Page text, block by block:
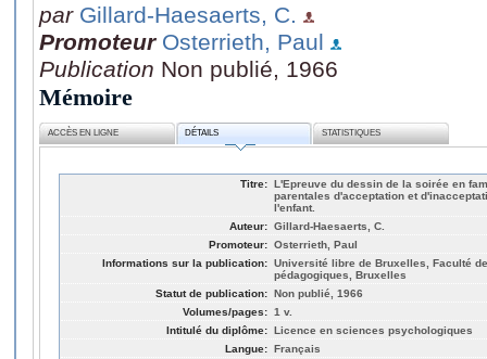
par Gillard-Haesaerts, C.
Promoteur Osterrieth, Paul
Publication Non publié, 1966
Mémoire
ACCÈS EN LIGNE DÉTAILS STATISTIQUES
Titre: L'Epreuve du dessin de la soirée en
parentales d'acceptation et
l'enfant.
Auteur: Gillard-Haesaerts, C.
Promoteur: Osterrieth, Paul
Informations sur la publication: Université libre de Bruxelles, Faculté
pédagogiques, Bruxelles
Statut de publication: Non publié, 1966
Volumes/pages: 1 v.
Intitulé du diplôme: Licence en sciences psychologiques
Langue: Français